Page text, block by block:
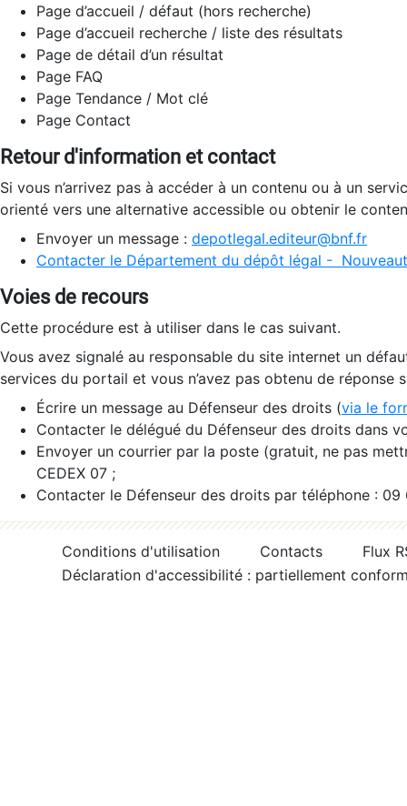
Page d’accueil / défaut (hors recherche)
Page d’accueil recherche / liste des résultats
Page de détail d’un résultat
Page FAQ
Page Tendance / Mot clé
Page Contact
Retour d'information et contact
Si vous n’arrivez pas à accéder à un contenu ou à un
orienté vers une alternative accessible ou obtenir le
Envoyer un message : depotlegal.editeur@bnf.fr
Contacter le Département du dépôt légal -
Voies de recours
Cette procédure est à utiliser dans le cas suivant.
Vous avez signalé au responsable du site internet un
services du portail et vous n’avez pas obtenu de réponse
Écrire un message au Défenseur des droits (via le
Contacter le délégué du Défenseur des droits dans
Envoyer un courrier par la poste (gratuit, ne pas
CEDEX 07 ;
Contacter le Défenseur des droits par téléphone :
Conditions d'utilisation Contacts
Flux
Déclaration d'accessibilité : partiellement